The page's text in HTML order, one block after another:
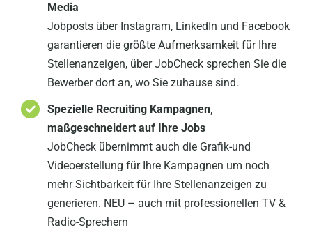
Media
Jobposts über Instagram, LinkedIn und Facebook
garantieren die größte Aufmerksamkeit für Ihre
Stellenanzeigen, über JobCheck sprechen Sie die
Bewerber dort an, wo Sie zuhause sind.
Spezielle Recruiting Kampagnen,
maßgeschneidert auf Ihre Jobs
JobCheck übernimmt auch die Grafik-und
Videoerstellung für Ihre Kampagnen um noch
mehr Sichtbarkeit für Ihre Stellenanzeigen zu
generieren. NEU – auch mit professionellen TV &
Radio-Sprechern